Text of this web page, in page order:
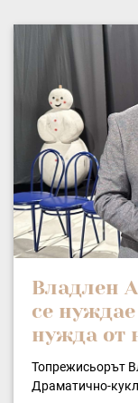
Владлен
се
нужда от
Топрежисьорът
Драматично-